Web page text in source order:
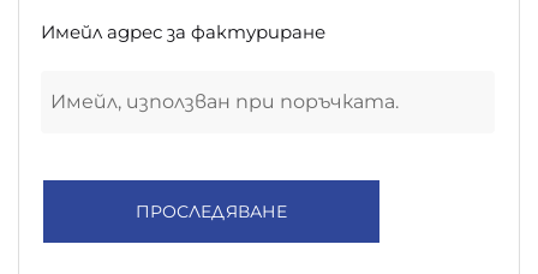
Имейл адрес за фактуриране
ПРОСЛЕДЯВАНЕ